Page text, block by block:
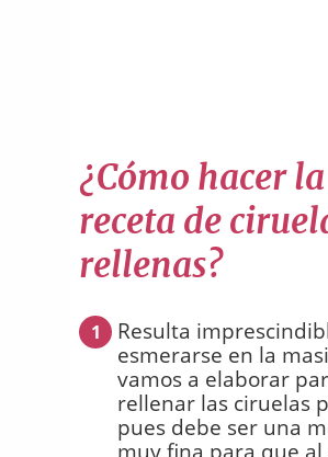
¿Cómo hacer la
receta de
rellenas?
1
Resulta
esmerarse en la
vamos a elaborar
rellenar las ciruelas
pues debe ser una